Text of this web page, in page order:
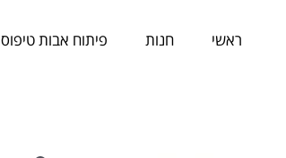
ראשי חנות פיתוח אבות טיפוס